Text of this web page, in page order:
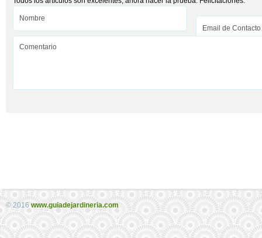
© 2016 www.guiadejardineria.com